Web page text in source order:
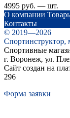
4995 руб. — шт.
О компании
Контакты
© 2019—2026
Спортинструктор,
Спортивные
г. Воронеж, ул.
Сайт создан на
296
Форма заявки